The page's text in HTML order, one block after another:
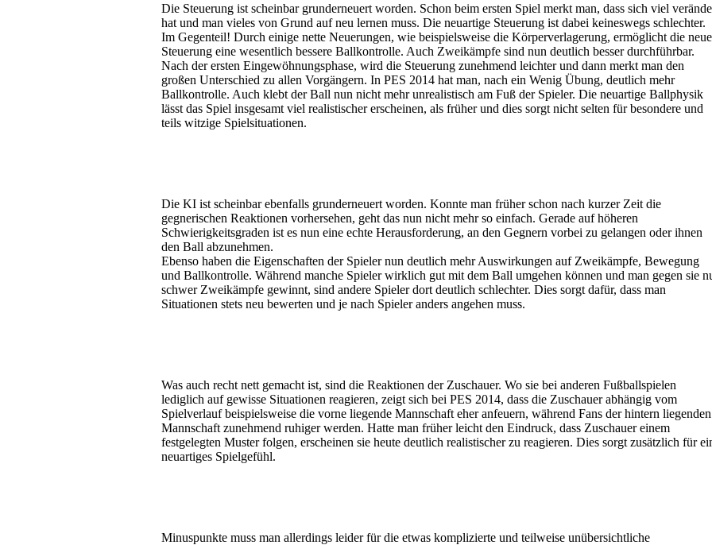
Die Steuerung ist scheinbar grunderneuert worden. Schon beim ersten Spiel merkt man, dass sich viel
hat und man vieles von Grund auf neu lernen muss. Die neuartige Steuerung ist dabei keineswegs schlechter.
Im Gegenteil! Durch einige nette Neuerungen, wie beispielsweise die Körperverlagerung, ermöglicht die neue
Steuerung eine wesentlich bessere Ballkontrolle. Auch Zweikämpfe sind nun deutlich besser durchführbar.
Nach der ersten Eingewöhnungsphase, wird die Steuerung zunehmend leichter und dann merkt man den
großen Unterschied zu allen Vorgängern. In PES 2014 hat man, nach ein Wenig Übung, deutlich mehr
Ballkontrolle. Auch klebt der Ball nun nicht mehr unrealistisch am Fuß der Spieler. Die neuartige Ballphysik
lässt das Spiel insgesamt viel realistischer erscheinen, als früher und dies sorgt nicht selten für besondere und
teils witzige Spielsituationen.
Die KI ist scheinbar ebenfalls grunderneuert worden. Konnte man früher schon nach kurzer Zeit die
gegnerischen Reaktionen vorhersehen, geht das nun nicht mehr so einfach. Gerade auf höheren
Schwierigkeitsgraden ist es nun eine echte Herausforderung, an den Gegnern vorbei zu gelangen oder ihnen
den Ball abzunehmen.
Ebenso haben die Eigenschaften der Spieler nun deutlich mehr Auswirkungen auf Zweikämpfe, Bewegung
und Ballkontrolle. Während manche Spieler wirklich gut mit dem Ball umgehen können und man gegen sie
schwer Zweikämpfe gewinnt, sind andere Spieler dort deutlich schlechter. Dies sorgt dafür, dass man
Situationen stets neu bewerten und je nach Spieler anders angehen muss.
Was auch recht nett gemacht ist, sind die Reaktionen der Zuschauer. Wo sie bei anderen Fußballspielen
lediglich auf gewisse Situationen reagieren, zeigt sich bei PES 2014, dass die Zuschauer abhängig vom
Spielverlauf beispielsweise die vorne liegende Mannschaft eher anfeuern, während Fans der hintern liegenden
Mannschaft zunehmend ruhiger werden. Hatte man früher leicht den Eindruck, dass Zuschauer einem
festgelegten Muster folgen, erscheinen sie heute deutlich realistischer zu reagieren. Dies sorgt zusätzlich für
neuartiges Spielgefühl.
Minuspunkte muss man allerdings leider für die etwas komplizierte und teilweise unübersichtliche